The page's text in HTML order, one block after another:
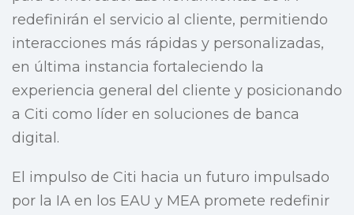
redefinirán el servicio al cliente, permitiendo
interacciones más rápidas y personalizadas,
en última instancia fortaleciendo la
experiencia general del cliente y posicionando
a Citi como líder en soluciones de banca
digital.
El impulso de Citi hacia un futuro impulsado
por la IA en los EAU y MEA promete redefinir